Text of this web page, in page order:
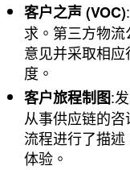
客户之声 (VOC)
求。第三方物
意见并采取相
度。
客户旅程制图:
从事供应链的
流程进行了描
体验。